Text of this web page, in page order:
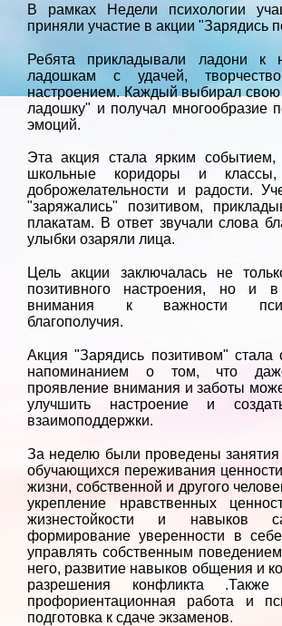
В рамках Недели психологии
приняли участие в акции "Зарядись
Ребята прикладывали ладони к
ладошкам с удачей,
настроением. Каждый выбирал
ладошку" и получал многообразие
эмоций.
Эта акция стала ярким
школьные коридоры и классы,
доброжелательности и радости.
"заряжались" позитивом,
плакатам. В ответ звучали слова
улыбки озаряли лица.
Цель акции заключалась не
позитивного настроения, но и в
внимания к важности
благополучия.
Акция "Зарядись позитивом" стала
напоминанием о том, что
проявление внимания и заботы
улучшить настроение и
взаимоподдержки.
За неделю были проведены занятия
обучающихся переживания ценности
жизни, собственной и другого
укрепление нравственных
жизнестойкости и навыков
формирование уверенности в
управлять собственным поведением
него, развитие навыков общения и
разрешения конфликта .Также
профориентационная работа и
подготовка к сдаче экзаменов.